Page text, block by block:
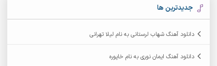
آرکاداش
جدیدترین ها
دانلود آهنگ شهاب لرستانی به نام لیلا تهرانی
دانلود آهنگ ایمان نوری به نام خاپوره